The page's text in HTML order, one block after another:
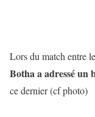
Lors du match entre
Botha a adressé un
ce dernier (cf photo)